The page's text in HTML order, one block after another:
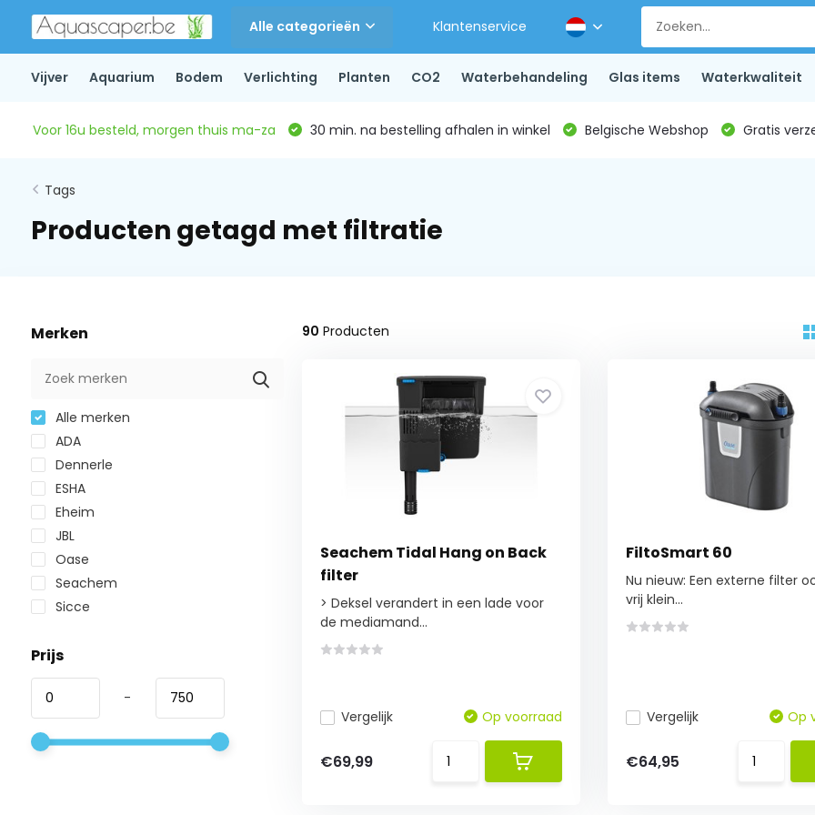
Alle categorieën Klantenservice
Vijver Aquarium Bodem Verlichting Planten CO2 Waterbehandeling Glas items Waterkwaliteit
Voor 16u besteld, morgen thuis ma-za 30 min. na bestelling afhalen in winkel Belgische Webshop Gratis
Tags
Producten getagd met filtratie
Merken
Alle merken
ADA
Dennerle
ESHA
Eheim
JBL
Oase
Seachem
Sicce
Prijs
-
90 Producten
Seachem Tidal Hang on Back
filter
> Deksel verandert in een lade voor
de mediamand...
Vergelijk Op voorraad
€69,99
FiltoSmart 60
Nu nieuw: Een externe filter
vrij klein...
Vergelijk Op
€64,95